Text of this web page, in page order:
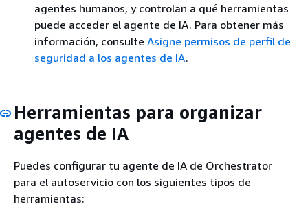
agentes humanos, y controlan a qué herramientas
puede acceder el agente de IA. Para obtener más
información, consulte Asigne permisos de perfil de
seguridad a los agentes de IA.
Herramientas para organizar
agentes de IA
Puedes configurar tu agente de IA de Orchestrator
para el autoservicio con los siguientes tipos de
herramientas: